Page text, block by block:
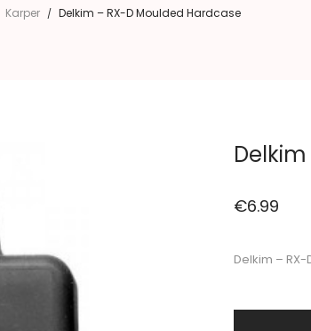
Karper / Delkim – RX-D Moulded Hardcase
€6.99
Delkim –